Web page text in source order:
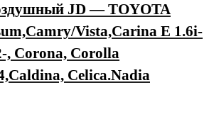
JD — TOYOTA
Vista,Carina E 1.6i-
, Corona, Corolla
Celica.Nadia